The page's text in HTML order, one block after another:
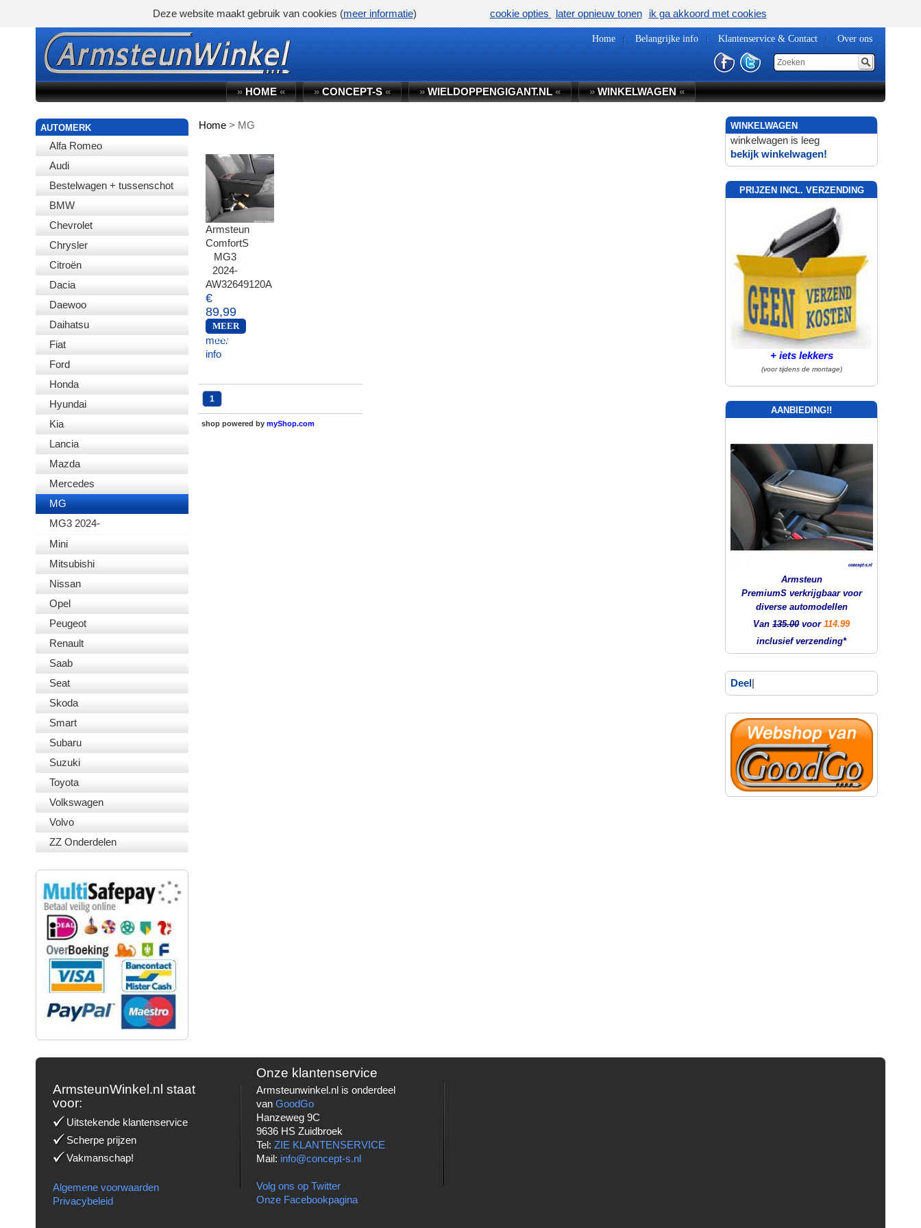
Home Belangrijke info Klantenservice & Contact Over ons
»HOME« »CONCEPT-S« »WIELDOPPENGIGANT.NL« »WINKELWAGEN«
AUTOMERK
Alfa Romeo
Audi
Bestelwagen + tussenschot
BMW
Chevrolet
Chrysler
Citroën
Dacia
Daewoo
Daihatsu
Fiat
Ford
Honda
Hyundai
Kia
Lancia
Mazda
Mercedes
MG
MG3 2024-
Mini
Mitsubishi
Nissan
Opel
Peugeot
Renault
Saab
Seat
Skoda
Smart
Subaru
Suzuki
Toyota
Volkswagen
Volvo
ZZ Onderdelen
Home > MG
Armsteun
ComfortS
MG3
2024-
AW32649120A
€
89,99
MEER
INFO
meer
info
1
shop powered bymyShop.com
WINKELWAGEN WINKELWAGEN
winkelwagen is leeg
bekijk winkelwagen!
PRIJZEN INCL. VERZENDING
+ iets lekkers
(voor tijdens de montage)
AANBIEDING!!
Armsteun
PremiumS verkrijgbaar voor
diverse automodellen
Van135.00voor114.99
inclusief verzending*
Deel|
ArmsteunWinkel.nl staat
voor:
Uitstekende klantenservice
Scherpe prijzen
Vakmanschap!
Algemene voorwaarden
Privacybeleid
Onze klantenservice
Armsteunwinkel.nl is onderdeel
vanGoodGo
Hanzeweg 9C
9636 HS Zuidbroek
Tel:ZIE KLANTENSERVICE
Mail: info@concept-s.nl
Volg ons op Twitter
Onze Facebookpagina
Deze website maakt gebruik van cookies (meer informatie) cookie opties later opnieuw tonen ik ga akkoord met cookies